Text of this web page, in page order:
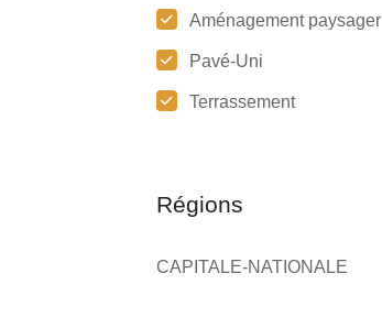
Aménagement paysager
Pavé-Uni
Terrassement
Régions
CAPITALE-NATIONALE